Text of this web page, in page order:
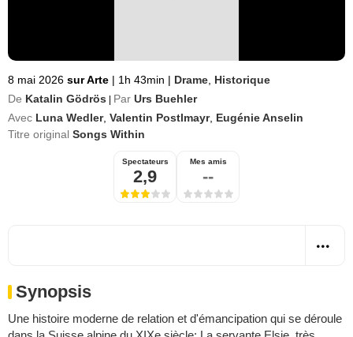
8 mai 2026 sur Arte | 1h 43min | Drame Historique
De Katalin Gödrös Par Urs Buehler
Avec Luna Wedler, Valentin Postlmayr, Eugénie Anselin
Titre original Songs Within
Spectateurs
2,9
Mes amis
--
Synopsis
Une histoire moderne de relation et d'émancipation qui se déroule